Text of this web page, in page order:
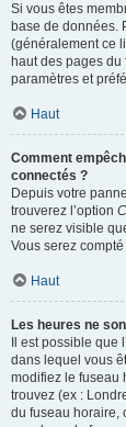
Si vous êtes
base de données.
(généralement ce
haut des pages
paramètres et
Haut
Comment
connectés ?
Depuis votre
trouverez l’option
ne serez visible
Vous serez
Haut
Les heures ne
Il est possible
dans lequel vous
modifiez le fuseau
trouvez (ex :
du fuseau horaire,